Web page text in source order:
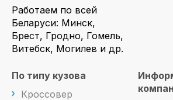
Работаем по всей
Беларуси: Минск,
Брест, Гродно, Гомель,
Витебск, Могилев и др.
По типу кузова
Кроссовер